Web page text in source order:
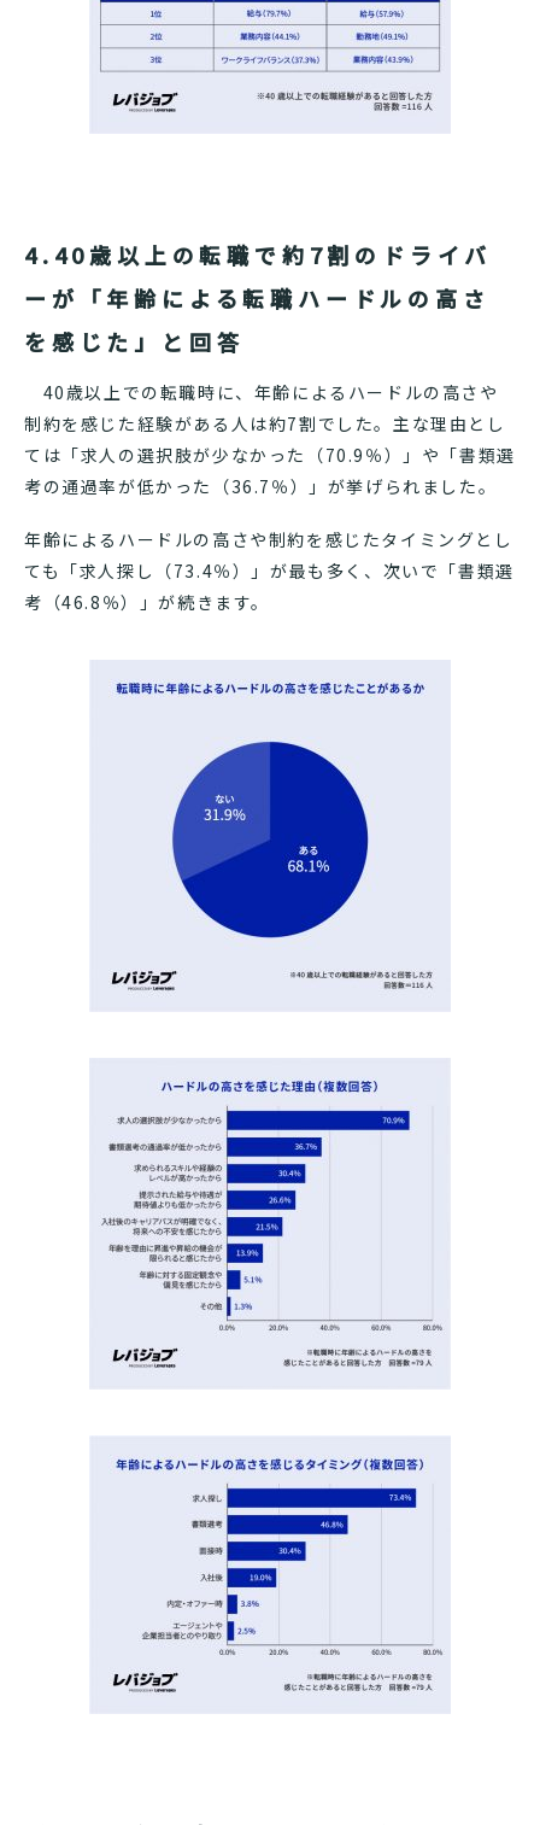
4.40歳以上の転職で約7割のドライバ
ーが「年齢による転職ハードルの高さ
を感じた」と回答
40歳以上での転職時に、年齢によるハードルの高さや
制約を感じた経験がある人は約7割でした。主な理由とし
ては「求人の選択肢が少なかった（70.9％）」や「書類選
考の通過率が低かった（36.7％）」が挙げられました。
年齢によるハードルの高さや制約を感じたタイミングとし
ても「求人探し（73.4％）」が最も多く、次いで「書類選
考（46.8％）」が続きます。